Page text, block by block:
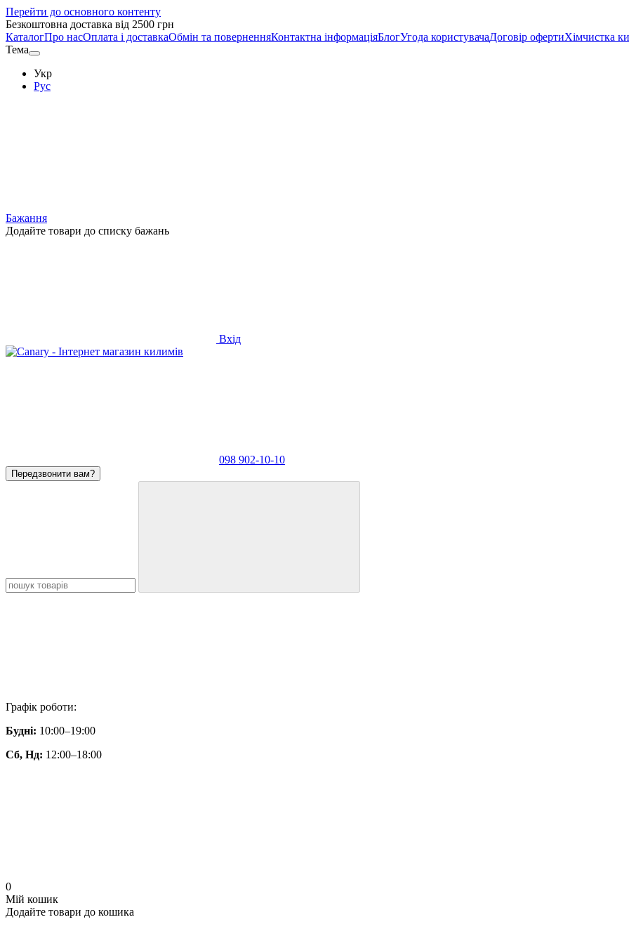
Перейти до основного контенту
Безкоштовна доставка від 2500 грн
КаталогПро насОплата і доставкаОбмін та поверненняКонтактна інформаціяБлогУгода користувачаДоговір офертиХімчистка
Тема
Укр
Рус
Бажання
Додайте товари до списку бажань
Вхід
098 902-10-10
Передзвонити вам?
Графік роботи:
Будні: 10:00–19:00
Сб, Нд: 12:00–18:00
0
Мій кошик
Додайте товари до кошика